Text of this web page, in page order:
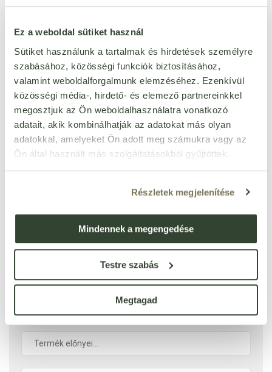
Ez a weboldal sütiket használ
Sütiket használunk a tartalmak és hirdetések személyre
szabásához, közösségi funkciók biztosításához,
valamint weboldalforgalmunk elemzéséhez. Ezenkívül
közösségi média-, hirdető- és elemező partnereinkkel
megosztjuk az Ön weboldalhasználatra vonatkozó
adatait, akik kombinálhatják az adatokat más olyan
adatokkal, amelyeket Ön adott meg számukra vagy az
Ön által használt más szolgáltatásokból gyűjtöttek.
Részletek megjelenítése
Mindennek a megengedése
Testre szabás
Megtagad
rákféléktől mentes
szezámmagtól mentes Igen
szójamentes
tojásmentes Igen
zellertől mentes
méztől mentes
Ezt a terméket még senki nem értékelte. Legyél Te az
első!
Ennyi csillagot adok